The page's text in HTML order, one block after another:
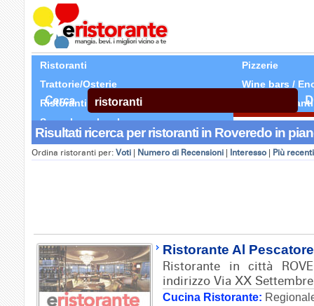
Ristoranti
Pizzerie
Trattorie/Osterie
Wine bars /
Ristoranti Etnici
Tutti Ristoranti
Segnala un locale
Cerca
Risultati ricerca per ristoranti in Roveredo in
Ordina ristoranti per: Voti Numero di Recensioni Interesso Più recenti
Ristorante Al Pescatore
Ristorante in città
indirizzo Via XX
Cucina Ristorante: